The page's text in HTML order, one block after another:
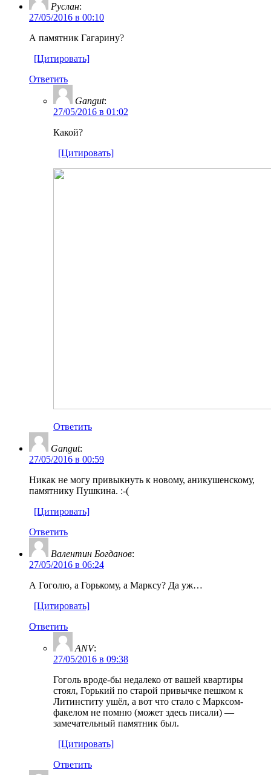
Руслан:
27/05/2016 в 00:10
А памятник Гагарину?
[Цитировать]
Ответить
Gangut:
27/05/2016 в 01:02
Какой?
[Цитировать]
Ответить
Gangut:
27/05/2016 в 00:59
Никак не могу привыкнуть к новому, аникушенскому,
памятнику Пушкина. :-(
[Цитировать]
Ответить
Валентин Богданов:
27/05/2016 в 06:24
А Гоголю, а Горькому, а Марксу? Да уж…
[Цитировать]
Ответить
ANV:
27/05/2016 в 09:38
Гоголь вроде-бы недалеко от вашей квартиры
стоял, Горький по старой привычке пешком к
Литинститу ушёл, а вот что стало с Марксом-
факелом не помню (может здесь писали) —
замечательный памятник был.
[Цитировать]
Ответить